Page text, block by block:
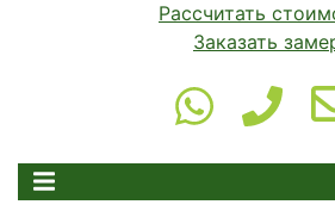
Рассчитать
Заказать